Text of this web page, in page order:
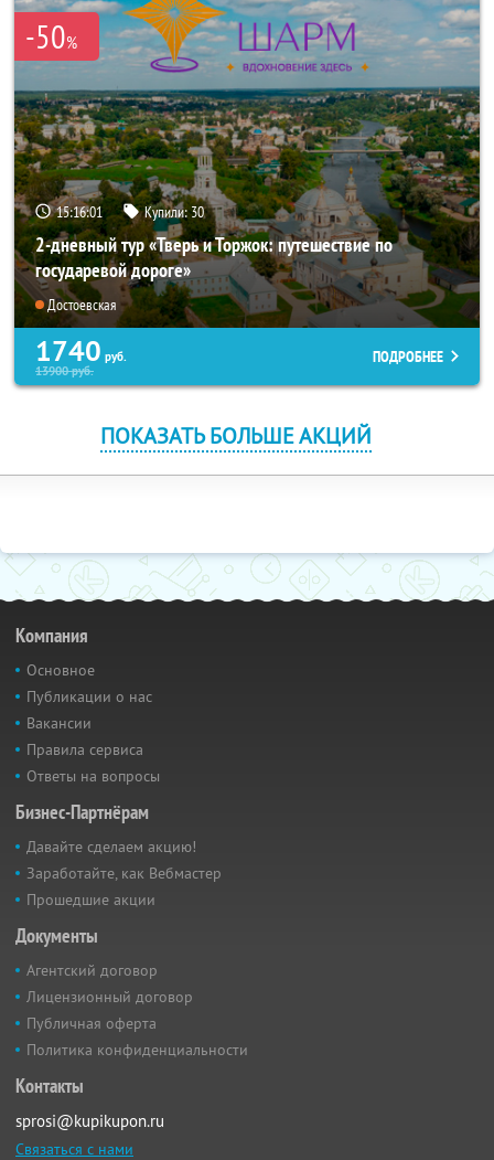
-50%
15:16:00 Купили:30
2-дневный тур «Тверь и Торжок: путешествие по
государевой дороге»
Достоевская
1740 руб.
13900руб.
ПОДРОБНЕЕ
ПОКАЗАТЬ БОЛЬШЕ АКЦИЙ
Компания
Основное
Публикации о нас
Вакансии
Правила сервиса
Ответы на вопросы
Бизнес-Партнёрам
Давайте сделаем акцию!
Заработайте, как Вебмастер
Прошедшие акции
Документы
Агентский договор
Лицензионный договор
Публичная оферта
Политика конфиденциальности
Контакты
sprosi@kupikupon.ru
Связаться с нами